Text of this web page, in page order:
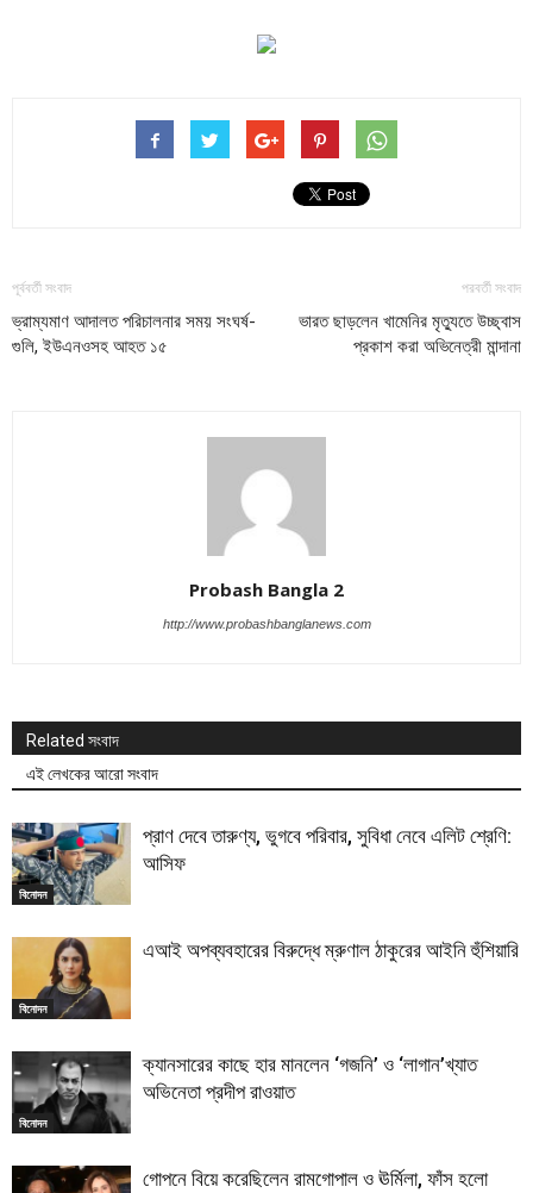
পূর্ববর্তী সংবাদ
ভ্রাম্যমাণ আদালত পরিচালনার সময় সংঘর্ষ-
গুলি, ইউএনওসহ আহত ১৫
পরবর্তী সংবাদ
ভারত ছাড়লেন খামেনির মৃত্যুতে উচ্ছ্বাস
প্রকাশ করা অভিনেত্রী মান্দানা
Probash Bangla 2
http://www.probashbanglanews.com
Related সংবাদ
এই লেখকের আরো সংবাদ
বিনোদন
প্রাণ দেবে তারুণ্য, ভুগবে পরিবার, সুবিধা নেবে এলিট শ্রেণি:
আসিফ
বিনোদন
এআই অপব্যবহারের বিরুদ্ধে ম্রুণাল ঠাকুরের আইনি হুঁশিয়ারি
বিনোদন
ক্যানসারের কাছে হার মানলেন ‘গজনি’ ও ‘লাগান’খ্যাত
অভিনেতা প্রদীপ রাওয়াত
গোপনে বিয়ে করেছিলেন রামগোপাল ও ঊর্মিলা, ফাঁস হলো